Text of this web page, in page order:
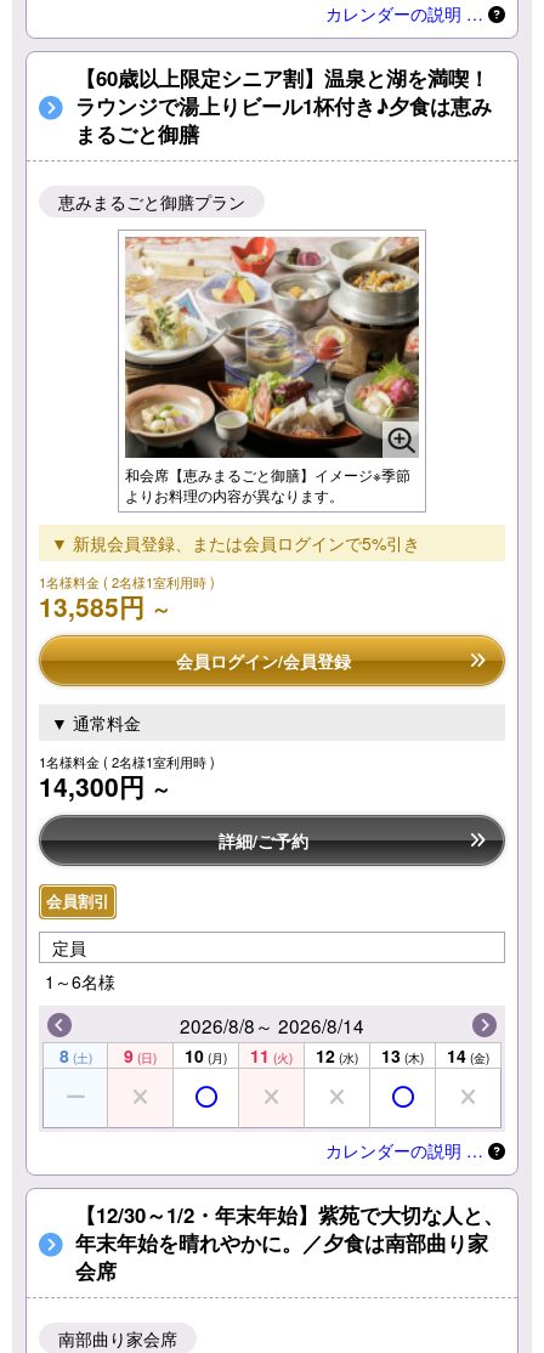
カレンダーの説明 …
【60歳以上限定シニア割】温泉と湖を満喫！
ラウンジで湯上りビール1杯付き♪夕食は恵み
まるごと御膳
恵みまるごと御膳プラン
和会席【恵みまるごと御膳】イメージ※季節
よりお料理の内容が異なります。
▼ 新規会員登録、または会員ログインで5%引き
1名様料金( 2名様1室利用時 )
13,585円 ～
会員ログイン/会員登録
▼ 通常料金
1名様料金( 2名様1室利用時 )
14,300円 ～
詳細/ご予約
会員割引
定員
1～6名様
2026/8/8～ 2026/8/14
8 (土) 9 (日) 10 (月) 11 (火) 12 (水) 13 (木) 14 (金)
カレンダーの説明 …
【12/30～1/2・年末年始】紫苑で大切な人と、
年末年始を晴れやかに。／夕食は南部曲り家
会席
南部曲り家会席